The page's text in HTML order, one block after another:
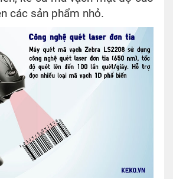
các sản phẩm nhỏ.